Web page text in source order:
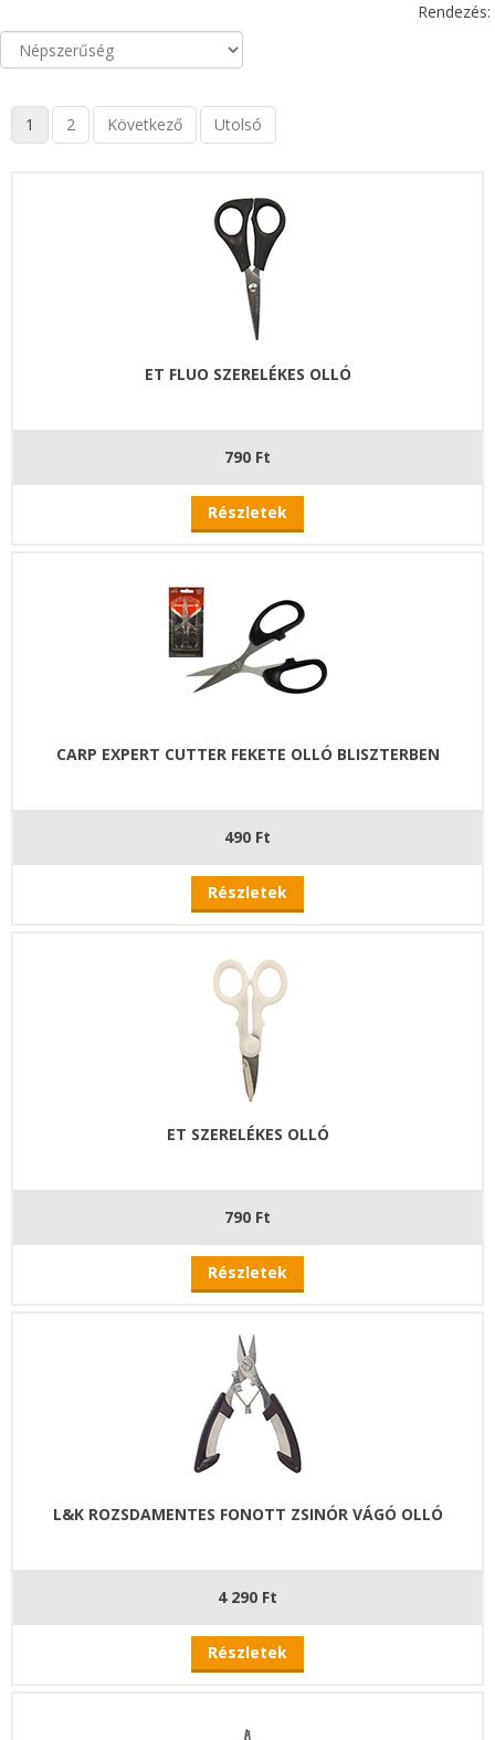
Rendezés:
1 2 Következő Utolsó
ET FLUO SZERELÉKES OLLÓ
790 Ft
Részletek
CARP EXPERT CUTTER FEKETE OLLÓ BLISZTERBEN
490 Ft
Részletek
ET SZERELÉKES OLLÓ
790 Ft
Részletek
L&K ROZSDAMENTES FONOTT ZSINÓR VÁGÓ OLLÓ
4 290 Ft
Részletek